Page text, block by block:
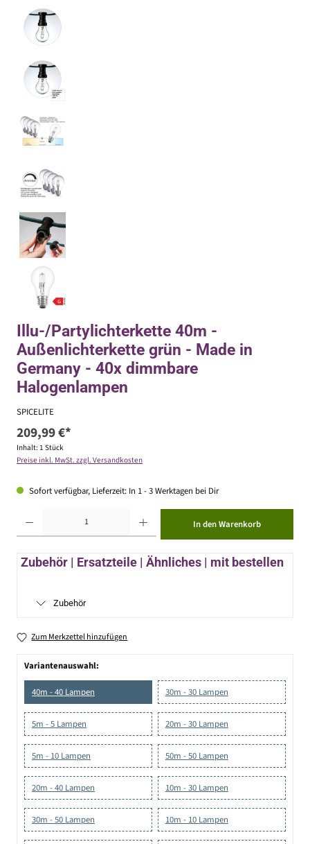
Illu-/Partylichterkette 40m -
Außenlichterkette grün - Made in
Germany - 40x dimmbare
Halogenlampen
SPICELITE
209,99 €*
Inhalt: 1 Stück
Preise inkl. MwSt. zzgl. Versandkosten
Sofort verfügbar, Lieferzeit: In 1 - 3 Werktagen bei Dir
In den Warenkorb
Zubehör | Ersatzteile | Ähnliches | mit bestellen
Zubehör
Zum Merkzettel hinzufügen
Variantenauswahl:
40m - 40 Lampen 30m - 30 Lampen
5m - 5 Lampen 20m - 30 Lampen
5m - 10 Lampen 50m - 50 Lampen
20m - 40 Lampen 10m - 30 Lampen
30m - 50 Lampen 10m - 10 Lampen